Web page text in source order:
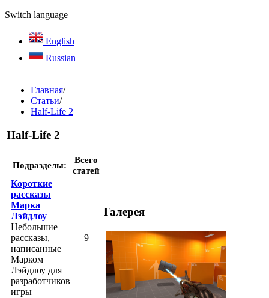
Switch language
English
Russian
Главная/
Статьи/
Half-Life 2
Half-Life 2
Подразделы:
Всего
статей
Короткие
рассказы
Марка
Лэйдлоу
Небольшие
рассказы,
написанные
Марком
Лэйдлоу для
разработчиков
игры
9
Галерея